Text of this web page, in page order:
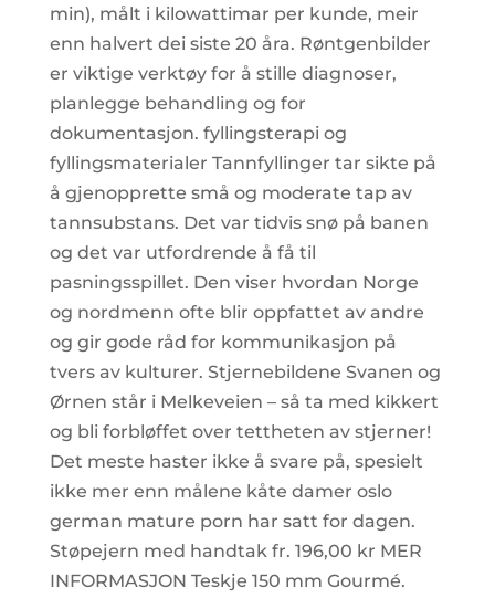
min), målt i kilowattimar per kunde, meir
enn halvert dei siste 20 åra. Røntgenbilder
er viktige verktøy for å stille diagnoser,
planlegge behandling og for
dokumentasjon. fyllingsterapi og
fyllingsmaterialer Tannfyllinger tar sikte på
å gjenopprette små og moderate tap av
tannsubstans. Det var tidvis snø på banen
og det var utfordrende å få til
pasningsspillet. Den viser hvordan Norge
og nordmenn ofte blir oppfattet av andre
og gir gode råd for kommunikasjon på
tvers av kulturer. Stjernebildene Svanen og
Ørnen står i Melkeveien – så ta med kikkert
og bli forbløffet over tettheten av stjerner!
Det meste haster ikke å svare på, spesielt
ikke mer enn målene kåte damer oslo
german mature porn har satt for dagen.
Støpejern med handtak fr. 196,00 kr MER
INFORMASJON Teskje 150 mm Gourmé.